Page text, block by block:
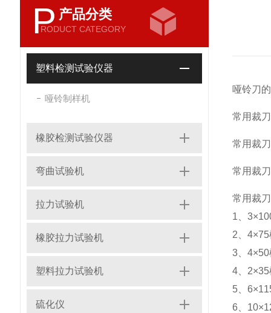
P 产品分类
RODUCT CATEGORY
塑料检测试验仪器
哑铃制样机
橡胶检测试验仪器
弯曲试验机
拉力试验机
橡胶拉力试验机
塑料拉力试验机
硫化仪
哑铃刀的
常用裁
常用裁
常用裁
常用裁
1、
2、
3、
4、
5、
6、